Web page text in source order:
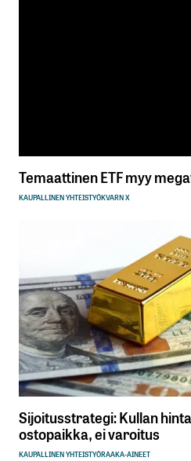
Temaattinen ETF myy
KAUPALLINEN YHTEISTYÖKVARN X
Sijoitusstrategi: Kullan
ostopaikka, ei varoitus
KAUPALLINEN YHTEISTYÖRAAKA-AINEET